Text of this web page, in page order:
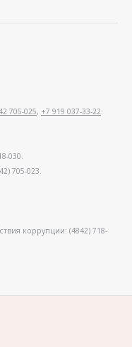
705-025, +7 919 037-33-22
030.
705-023.
коррупции: (4842) 718-